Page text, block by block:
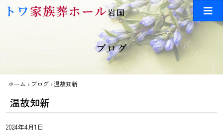
Skip to main content
トワ家族葬ホール岩国
ブログ
ホーム › ブログ ›温故知新
温故知新
2024年4月1日